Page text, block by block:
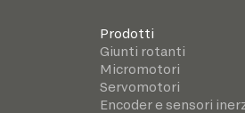
Prodotti
Giunti rotanti
Micromotori
Servomotori
Encoder e sensori